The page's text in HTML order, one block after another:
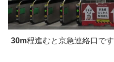
30m程進むと京急連絡口です